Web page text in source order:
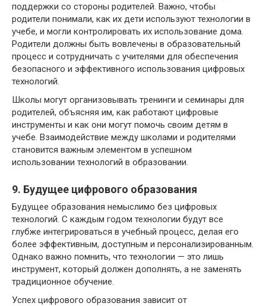
поддержки со стороны родителей. Важно, чтобы
родители понимали, как их дети используют технологии в
учебе, и могли контролировать их использование дома.
Родители должны быть вовлечены в образовательный
процесс и сотрудничать с учителями для обеспечения
безопасного и эффективного использования цифровых
технологий.
Школы могут организовывать тренинги и семинары для
родителей, объясняя им, как работают цифровые
инструменты и как они могут помочь своим детям в
учебе. Взаимодействие между школами и родителями
становится важным элементом в успешном
использовании технологий в образовании.
9. Будущее цифрового образования
Будущее образования немыслимо без цифровых
технологий. С каждым годом технологии будут все
глубже интегрироваться в учебный процесс, делая его
более эффективным, доступным и персонализированным.
Однако важно помнить, что технологии — это лишь
инструмент, который должен дополнять, а не заменять
традиционное обучение.
Успех цифрового образования зависит от